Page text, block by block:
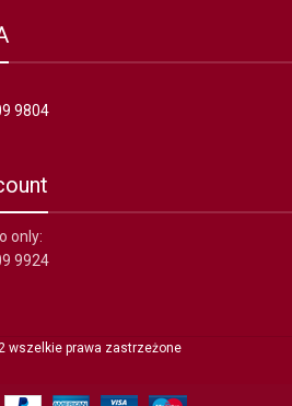
9804
only:
9924
wszelkie prawa zastrzeżone